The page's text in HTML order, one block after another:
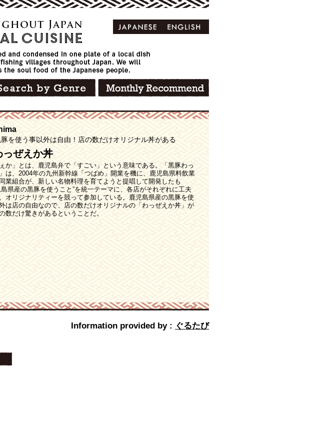
を使う事以外は自由！店の数だけオリジナル丼がある
っぜえか丼
ぇか」とは、鹿児島弁で「すごい」という意味である。「黒豚わっ
は、2004年の九州新幹線「つばめ」開業を機に、鹿児島県料飲業
業組合が、新しい名物料理を育てようと提唱して開発したも
島県産の黒豚を使うこと”を統一テーマに、各店がそれぞれに工夫
オリジナリティーを競って参加している。鹿児島県産の黒豚を使
は店の自由なので、店の数だけオリジナルの「わっぜえか丼」が
数だけ驚きがあるということだ。
Information provided by : ぐるたび